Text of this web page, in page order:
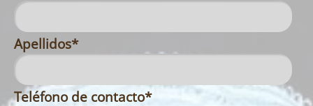
Apellidos*
Teléfono de contacto*